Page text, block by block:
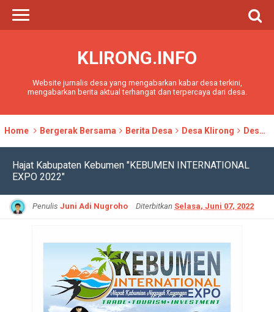
KLIRONG.INFO
Website jurnalis desa yang mengabarkan kabar desa terkini,
mengabarkan berita aktual terhangat dan terpercaya dari desa.
Home Bergerak Bersama Berita Desa Desa Klirong Desa Wisata
Hajat Kabupaten Kebumen "KEBUMEN INTERNATIONAL
EXPO 2022"
Penulis Juni Adi Nugroho Diterbitkan Selasa, Juni 07, 2022